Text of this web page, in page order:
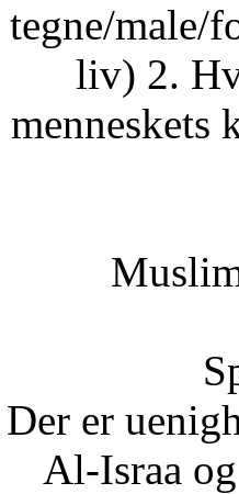
tegne/male/
liv) 2.
menneskets
Der er
Al-Israa